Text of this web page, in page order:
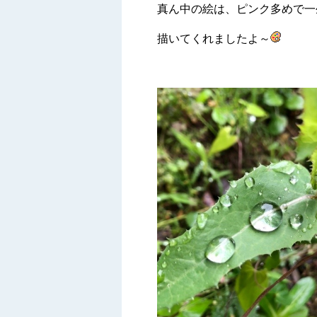
真ん中の絵は、ピンク多めで
描いてくれましたよ～